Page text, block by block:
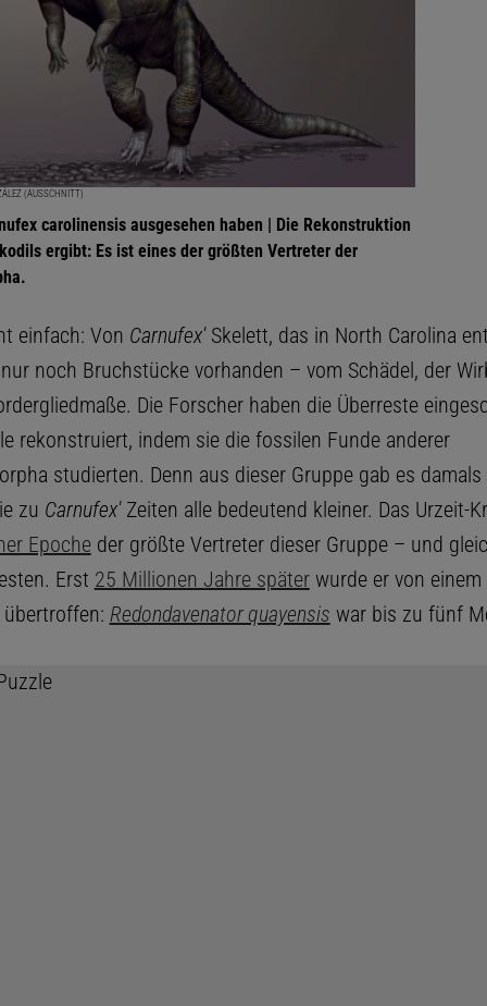
(AUSSCHNITT)
carolinensis ausgesehen haben | Die Rekonstruktion
ergibt: Es ist eines der größten Vertreter der
einfach: Von Carnufex'Skelett, das in North Carolina
noch Bruchstücke vorhanden – vom Schädel, der
Die Forscher haben die Überreste
rekonstruiert, indem sie die fossilen Funde anderer
studierten. Denn aus dieser Gruppe gab es damals
zu Carnufex'Zeiten alle bedeutend kleiner. Das Urzeit-
Epocheder größte Vertreter dieser Gruppe – und
Erst 25 Millionen Jahre späterwurde er von einem
Redondavenator quayensis war bis zu fünf